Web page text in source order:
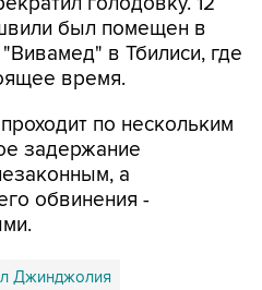
был помещен в
в Тбилиси, где
время.
по нескольким
задержание
а
обвинения -
Джинджолия